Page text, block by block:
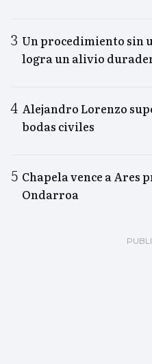
Un procedimiento sin
logra un alivio
Alejandro Lorenzo
bodas civiles
Chapela vence a Ares
Ondarroa